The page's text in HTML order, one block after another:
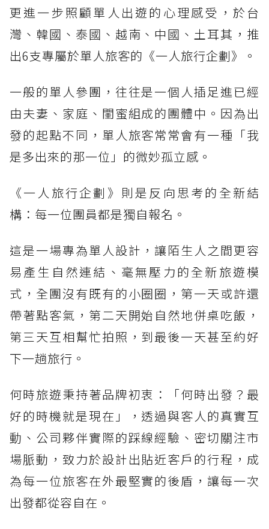
更進一步照顧單人出遊的心理感受，於台
灣、韓國、泰國、越南、中國、土耳其，推
出6支專屬於單人旅客的《一人旅行企劃》。
一般的單人參團，往往是一個人插足進已經
由夫妻、家庭、閨蜜組成的團體中。因為出
發的起點不同，單人旅客常常會有一種「我
是多出來的那一位」的微妙孤立感。
《一人旅行企劃》則是反向思考的全新結
構：每一位團員都是獨自報名。
這是一場專為單人設計，讓陌生人之間更容
易產生自然連結、毫無壓力的全新旅遊模
式，全團沒有既有的小圈圈，第一天或許還
帶著點客氣，第二天開始自然地併桌吃飯，
第三天互相幫忙拍照，到最後一天甚至約好
下一趟旅行。
何時旅遊秉持著品牌初衷：「何時出發？最
好的時機就是現在」，透過與客人的真實互
動、公司夥伴實際的踩線經驗、密切關注市
場脈動，致力於設計出貼近客戶的行程，成
為每一位旅客在外最堅實的後盾，讓每一次
出發都從容自在。